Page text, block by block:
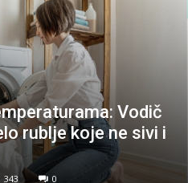
Vodič
rublje koje ne sivi i
343 0